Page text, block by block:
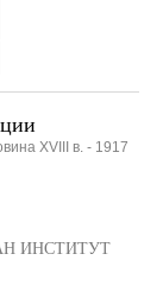
XVIII в. - 1917
ИНСТИТУТ